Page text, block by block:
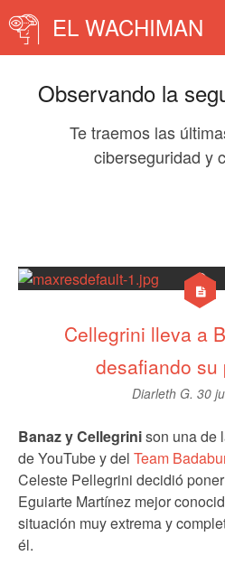
EL WACHIMAN
Observando la
Te traemos las
ciberseguridad y
Cellegrini lleva a
desafiando su
Diarleth G. 30
Banaz y Cellegrinison una de
de YouTube y del Team
Celeste Pellegrini decidió
Eguiarte Martínez mejor
situación muy extrema y
él.